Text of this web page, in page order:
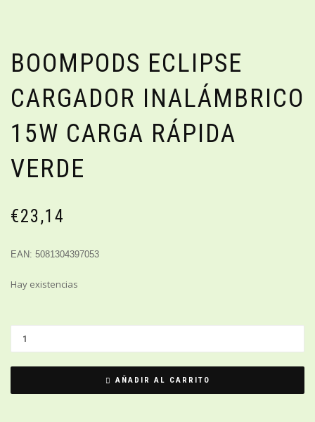
BOOMPODS ECLIPSE
CARGADOR INALÁMBRICO
15W CARGA RÁPIDA
VERDE
€23,14
EAN: 5081304397053
Hay existencias
AÑADIR AL CARRITO